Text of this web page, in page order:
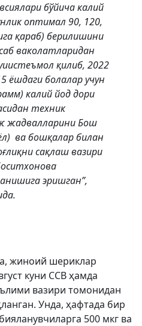
бўйича калий
оптимал 90, 120,
қараб) берилишини
ваколатларидан
қилиб, 2022
ёшдаги болалар учун
калий йод дори
техник
жадвалларини Бош
ва бошқалар билан
сақлаш вазири
эришган”,
жиноий шериклар
куни ССВ ҳамда
вазири томонидан
Унда, ҳафтада бир
500 мкг ва